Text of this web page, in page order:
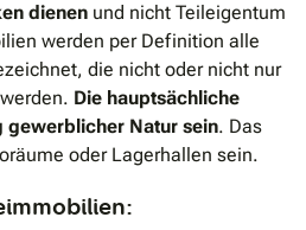
dienen und nicht Teileigentum
werden per Definition alle
die nicht oder nicht nur
Die hauptsächliche
gewerblicher Natur sein. Das
oder Lagerhallen sein.